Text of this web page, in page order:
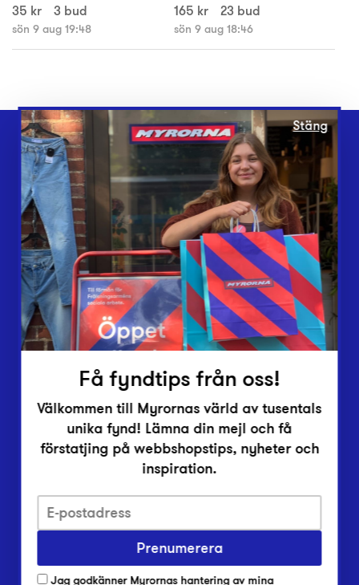
35 kr
3 bud
sön 9 aug 19:48
165 kr
23 bud
sön 9 aug 18:46
Webbshop
Butiker
Lämna in
Vårt överskott
Inlämningsplatser
Om Myrorna
Lediga jobb
Pressrum
Integritetsskyddspolicy
Har du frågor om onlineköp, leverans eller retur?
Stäng
Få fyndtips från oss!
Välkommen till Myrornas värld av tusentals
unika fynd! Lämna din mejl och få
förstatjing på webbshopstips, nyheter och
inspiration.
Prenumerera
Jag godkänner Myrornas hantering av mina